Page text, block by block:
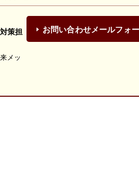
策担
メッ
お問い合わせメールフォ